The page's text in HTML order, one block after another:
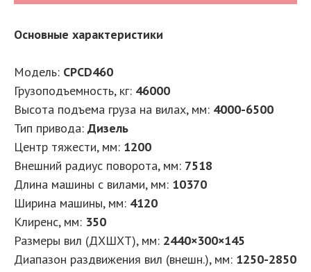
Основные характеристики
Модель: CPCD460
Грузоподъемность, кг: 46000
Высота подъема груза на вилах, мм: 4000-6500
Тип привода: Дизель
Центр тяжести, мм: 1200
Внешний радиус поворота, мм: 7518
Длина машины с вилами, мм: 10370
Ширина машины, мм: 4120
Клиренс, мм: 350
Размеры вил (ДXШXТ), мм: 2440×300×145
Диапазон раздвижения вил (внешн.), мм: 1250-2850